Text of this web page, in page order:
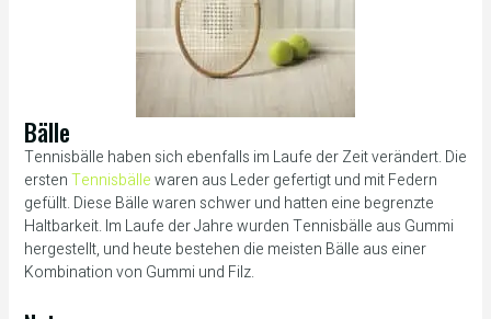
Bälle
Tennisbälle haben sich ebenfalls im Laufe der Zeit verändert. Die
erstenTennisbällewaren aus Leder gefertigt und mit Federn
gefüllt. Diese Bälle waren schwer und hatten eine begrenzte
Haltbarkeit. Im Laufe der Jahre wurden Tennisbälle aus Gummi
hergestellt, und heute bestehen die meisten Bälle aus einer
Kombination von Gummi und Filz.